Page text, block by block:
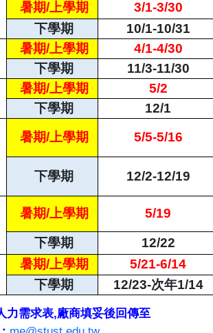
暑期/上學期
3/1-3/30
下學期
10/1-10/31
暑期/上學期
4/1-4/30
下學期
11/3-11/30
暑期/上學期
5/2
下學期
12/1
暑期/上學期 5/5-5/16
下學期 12/2-12/19
暑期/上學期 5/19
下學期 12/22
暑期/上學期
5/21-6/14
下學期
12/23-次年1/14
力需求表,廠商填妥後回傳至